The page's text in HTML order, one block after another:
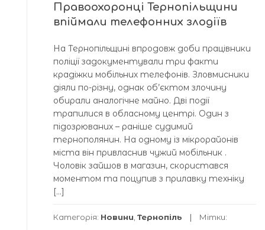
Правоохоронці Тернопільщини
впіймали телефонних злодіїв
На Тернопільщині впродовж доби працівники
поліції задокументували три факти
крадіжки мобільних телефонів. Зловмисники
діяли по-різну, однак об’єктом злочину
обирали аналогічне майно. Дві події
трапилися в обласному центрі. Один з
підозрюваних – раніше судимий
тернополянин. На одному із мікрорайонів
міста він привласнив чужий мобільник .
Чоловік зайшов в магазин, скористався
моментом та поцупив з прилавку техніку
[…]
Категорія: Новини Тернопіль Мітки: